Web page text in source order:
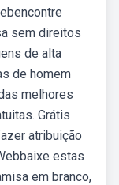
sem direitos
de alta
de homem
melhores
Grátis
atribuição
estas
em branco,